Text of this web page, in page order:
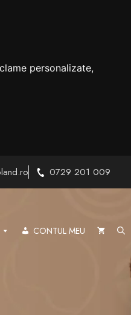
personalizate,
0729 201 009
CONTUL MEU